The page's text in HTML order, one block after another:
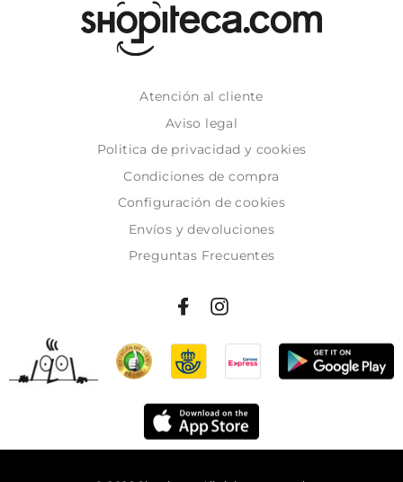
Atención al cliente
Aviso legal
Politica de privacidad y cookies
Condiciones de compra
Configuración de cookies
Envíos y devoluciones
Preguntas Frecuentes